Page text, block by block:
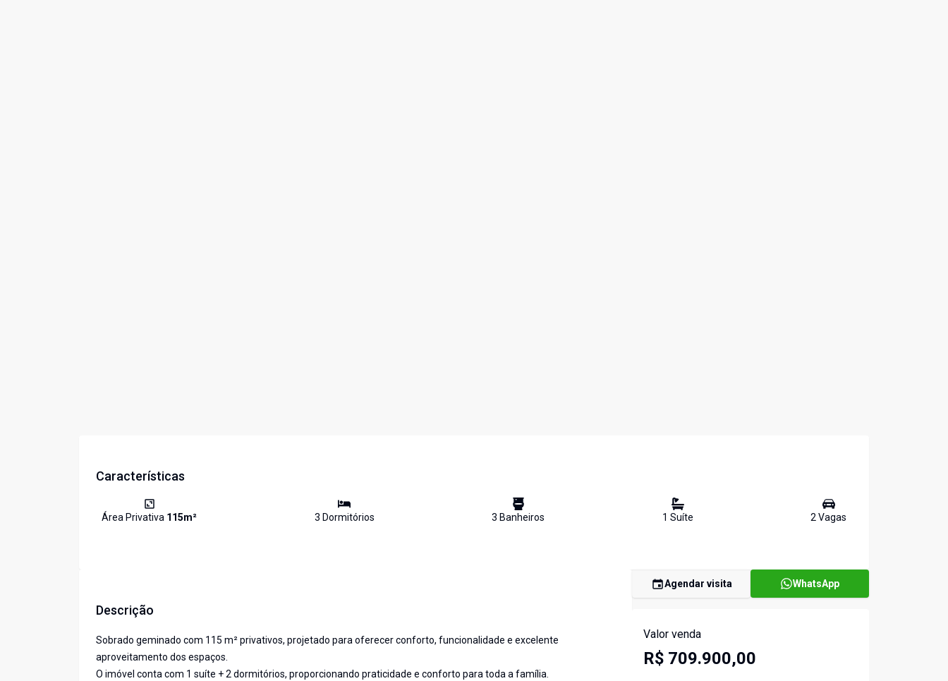
Características
Área Privativa 115m² 3 Dormitórios 3 Banheiros 1 Suíte 2Vagas
Descrição
Sobrado geminado com 115 m² privativos, projetado para oferecer conforto, funcionalidade e excelente
aproveitamento dos espaços.
O imóvel conta com 1 suíte + 2 dormitórios, proporcionando praticidade e conforto para toda a família.
Agendar visita WhatsApp
Valor venda
R$ 709.900,00